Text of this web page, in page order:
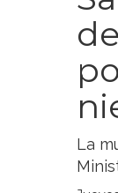
La